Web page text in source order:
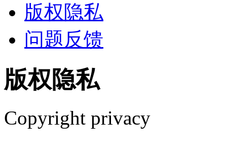
版权隐私
问题反馈
版权隐私
Copyright privacy